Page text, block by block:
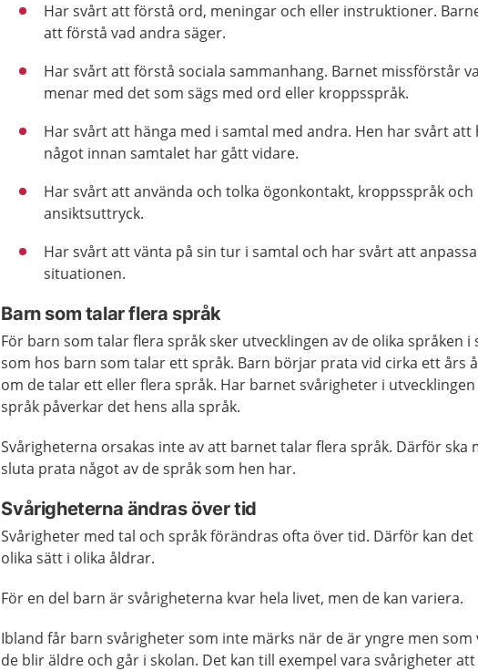
Har svårt att förstå ord, meningar och eller instruktioner.
att förstå vad andra säger.
Har svårt att förstå sociala sammanhang. Barnet missförstår
menar med det som sägs med ord eller kroppsspråk.
Har svårt att hänga med i samtal med andra. Hen har svårt att
något innan samtalet har gått vidare.
Har svårt att använda och tolka ögonkontakt, kroppsspråk och
ansiktsuttryck.
Har svårt att vänta på sin tur i samtal och har svårt att
situationen.
Barn som talar flera språk
För barn som talar flera språk sker utvecklingen av de olika språken i
som hos barn som talar ett språk. Barn börjar prata vid cirka ett års
om de talar ett eller flera språk. Har barnet svårigheter i utvecklingen
språk påverkar det hens alla språk.
Svårigheterna orsakas inte av att barnet talar flera språk. Därför ska
sluta prata något av de språk som hen har.
Svårigheterna ändras över tid
Svårigheter med tal och språk förändras ofta över tid. Därför kan det
olika sätt i olika åldrar.
För en del barn är svårigheterna kvar hela livet, men de kan variera.
Ibland får barn svårigheter som inte märks när de är yngre men som
de blir äldre och går i skolan. Det kan till exempel vara svårigheter att